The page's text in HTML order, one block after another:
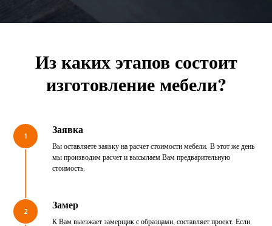
Из каких этапов состоит
изготовление мебели?
1 Заявка
Вы оставляете заявку на расчет стоимости мебели. В этот же день
мы производим расчет и высылаем Вам предварительную
стоимость.
2 Замер
К Вам выезжает замерщик с образцами, составляет проект. Если